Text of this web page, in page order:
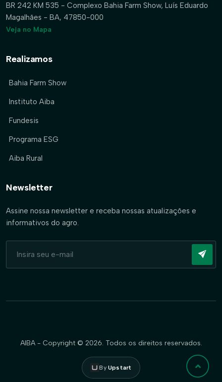
BR 242 KM 535 - Complexo Bahia Farm Show, Luís Eduardo
Magalhães - BA, 47850-000
Veja no Mapa
Realizamos
Bahia Farm Show
Instituto Aiba
Fundesis
Programa ESG
Aiba Rural
Newsletter
Assine nossa newsletter e receba nossas atualizações e
informativos do agro.
AIBA - Copyright © 2026. Todos os direitos reservados.
ByUpstart